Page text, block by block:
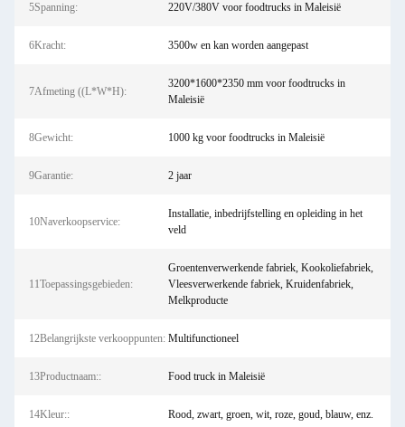
5Spanning: 220V/380V voor foodtrucks in Maleisië
6Kracht: 3500w en kan worden aangepast
7Afmeting ((L*W*H):
3200*1600*2350 mm voor foodtrucks in
Maleisië
8Gewicht: 1000 kg voor foodtrucks in Maleisië
9Garantie: 2 jaar
10Naverkoopservice:
Installatie, inbedrijfstelling en opleiding in het
veld
11Toepassingsgebieden:
Groentenverwerkende fabriek, Kookoliefabriek,
Vleesverwerkende fabriek, Kruidenfabriek,
Melkproducte
12Belangrijkste verkooppunten: Multifunctioneel
13Productnaam:: Food truck in Maleisië
14Kleur:: Rood, zwart, groen, wit, roze, goud, blauw, enz.